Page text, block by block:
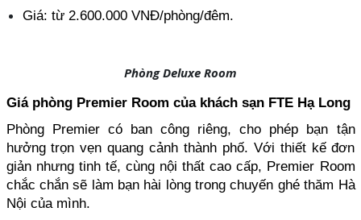
Giá: từ 2.600.000 VNĐ/phòng/đêm.
Phòng Deluxe Room
Giá phòng Premier Room của khách sạn FTE Hạ Long
Phòng Premier có ban công riêng, cho phép bạn tận
hưởng trọn vẹn quang cảnh thành phố. Với thiết kế đơn
giản nhưng tinh tế, cùng nội thất cao cấp, Premier Room
chắc chắn sẽ làm bạn hài lòng trong chuyến ghé thăm Hà
Nội của mình.